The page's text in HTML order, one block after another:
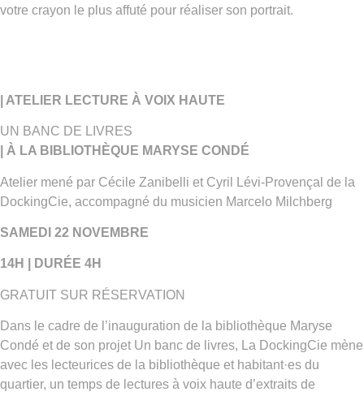
votre crayon le plus affuté pour réaliser son portrait.
| ATELIER LECTURE À VOIX HAUTE
UN BANC DE LIVRES
| À LA BIBLIOTHÈQUE MARYSE CONDÉ
Atelier mené par Cécile Zanibelli et Cyril Lévi-Provençal de la
DockingCie, accompagné du musicien Marcelo Milchberg
SAMEDI 22 NOVEMBRE
14H | DURÉE 4H
GRATUIT SUR RÉSERVATION
Dans le cadre de l’inauguration de la bibliothèque Maryse
Condé et de son projet Un banc de livres, La DockingCie mène
avec les lecteurices de la bibliothèque et habitant·es du
quartier, un temps de lectures à voix haute d’extraits de